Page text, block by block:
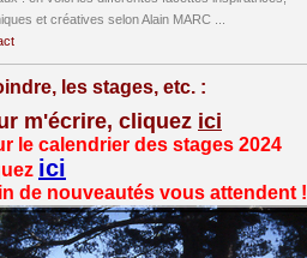
et créatives selon Alain MARC ...
les stages, etc. :
m'écrire, cliquez ici
le calendrier des stages 2024
ici
de nouveautés vous attendent !